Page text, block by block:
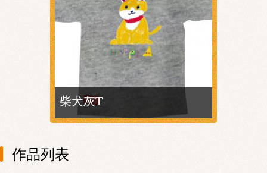
柴犬灰T
創作小故事 作者／設計師：小惠 柴
巾，...
了解更多 →
作品列表